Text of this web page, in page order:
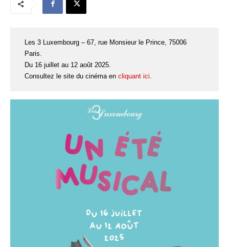
Les 3 Luxembourg – 67, rue Monsieur le Prince, 75006
Paris.
Du 16 juillet au 12 août 2025.
Consultez le site du cinéma en cliquant ici.